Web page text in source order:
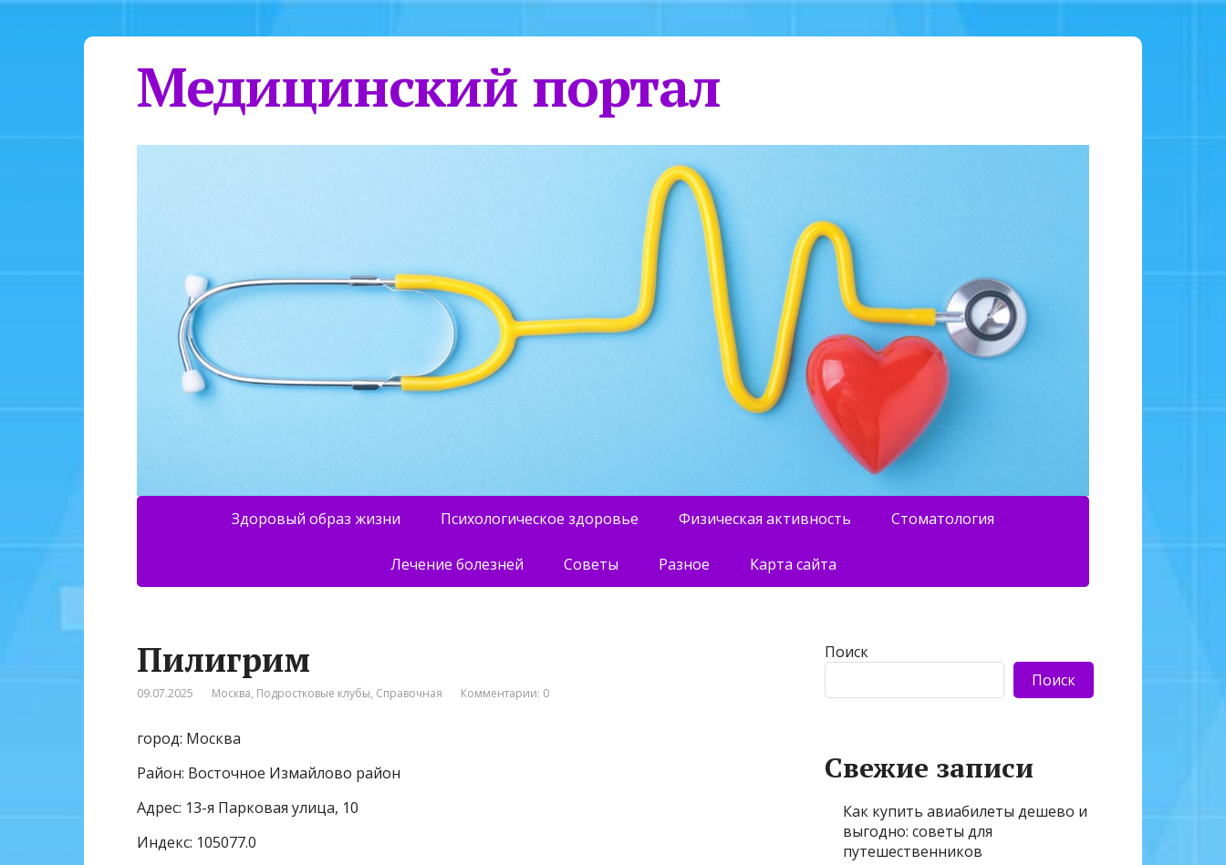
Медицинский портал
Здоровый образ жизни Психологическое здоровье Физическая активность Стоматология
Лечение болезней Советы Разное Карта сайта
Пилигрим
09.07.2025 Москва, Подростковые клубы, Справочная Комментарии: 0
город: Москва
Район: Восточное Измайлово район
Адрес: 13-я Парковая улица, 10
Индекс: 105077.0
Поиск
Поиск
Свежие записи
Как купить авиабилеты дешево и
выгодно: советы для
путешественников